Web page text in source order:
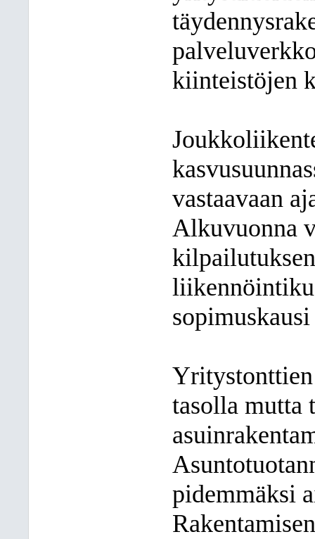
kiinteistöjen
vastaavaan
Alkuvuonna
tasolla mutta
pidemmäksi